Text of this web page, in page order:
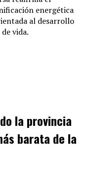
energética
al desarrollo
vida.
la provincia
barata de la